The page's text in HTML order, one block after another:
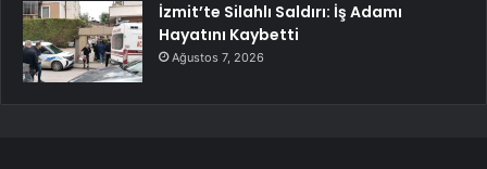
İzmit’te Silahlı Saldırı: İş Adamı
Hayatını Kaybetti
Ağustos 7, 2026